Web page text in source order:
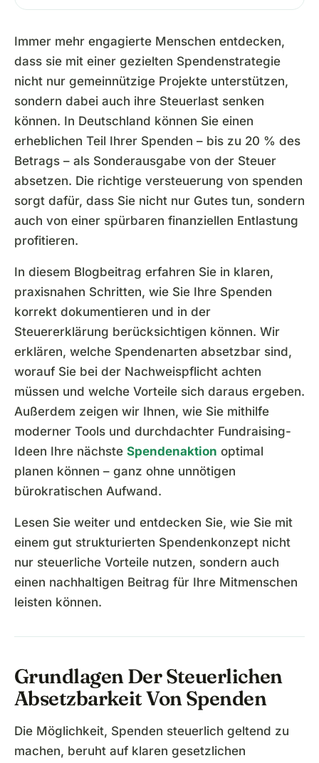
Immer mehr engagierte Menschen entdecken,
dass sie mit einer gezielten Spendenstrategie
nicht nur gemeinnützige Projekte unterstützen,
sondern dabei auch ihre Steuerlast senken
können. In Deutschland können Sie einen
erheblichen Teil Ihrer Spenden – bis zu 20 % des
Betrags – als Sonderausgabe von der Steuer
absetzen. Die richtige versteuerung von spenden
sorgt dafür, dass Sie nicht nur Gutes tun, sondern
auch von einer spürbaren finanziellen Entlastung
profitieren.
In diesem Blogbeitrag erfahren Sie in klaren,
praxisnahen Schritten, wie Sie Ihre Spenden
korrekt dokumentieren und in der
Steuererklärung berücksichtigen können. Wir
erklären, welche Spendenarten absetzbar sind,
worauf Sie bei der Nachweispflicht achten
müssen und welche Vorteile sich daraus ergeben.
Außerdem zeigen wir Ihnen, wie Sie mithilfe
moderner Tools und durchdachter Fundraising-
Ideen Ihre nächste Spendenaktion optimal
planen können – ganz ohne unnötigen
bürokratischen Aufwand.
Lesen Sie weiter und entdecken Sie, wie Sie mit
einem gut strukturierten Spendenkonzept nicht
nur steuerliche Vorteile nutzen, sondern auch
einen nachhaltigen Beitrag für Ihre Mitmenschen
leisten können.
Grundlagen Der Steuerlichen
Absetzbarkeit Von Spenden
Die Möglichkeit, Spenden steuerlich geltend zu
machen, beruht auf klaren gesetzlichen